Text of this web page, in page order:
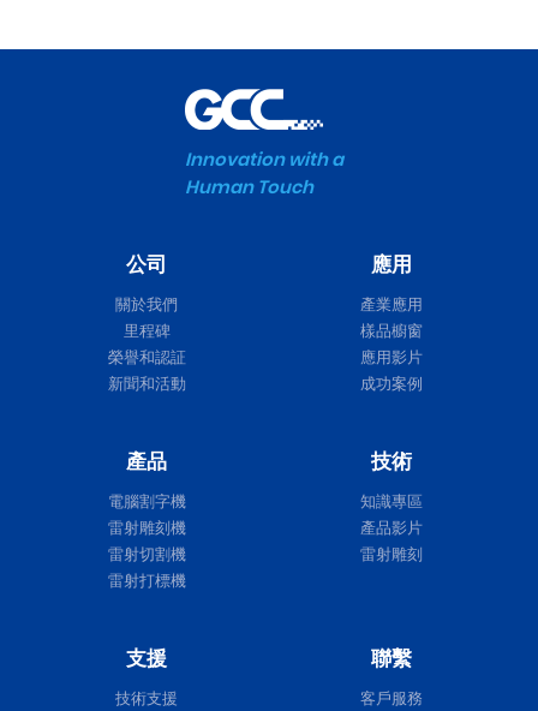
Innovation with a
Human Touch
公司
關於我們
里程碑
榮譽和認証
新聞和活動
應用
產業應用
樣品櫥窗
應用影片
成功案例
產品
電腦割字機
雷射雕刻機
雷射切割機
雷射打標機
技術
知識專區
產品影片
雷射雕刻
支援
技術支援
聯繫
客戶服務